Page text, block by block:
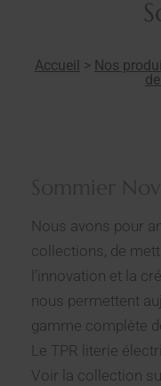
Accueil > Nos
Nous avons pour
collections, de
l’innovation et la
nous permettent
gamme complète
Le TPR literie
Voir la collection